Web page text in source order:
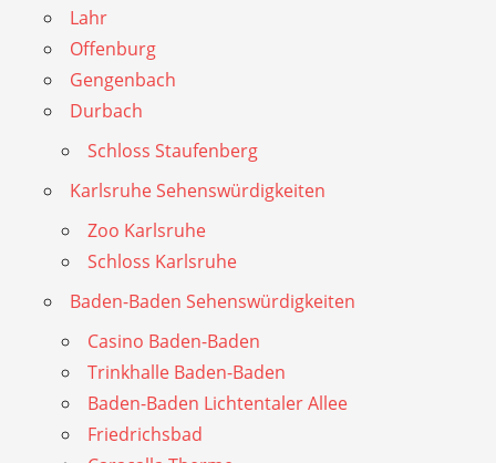
Lahr
Offenburg
Gengenbach
Durbach
Schloss Staufenberg
Karlsruhe Sehenswürdigkeiten
Zoo Karlsruhe
Schloss Karlsruhe
Baden-Baden Sehenswürdigkeiten
Casino Baden-Baden
Trinkhalle Baden-Baden
Baden-Baden Lichtentaler Allee
Friedrichsbad